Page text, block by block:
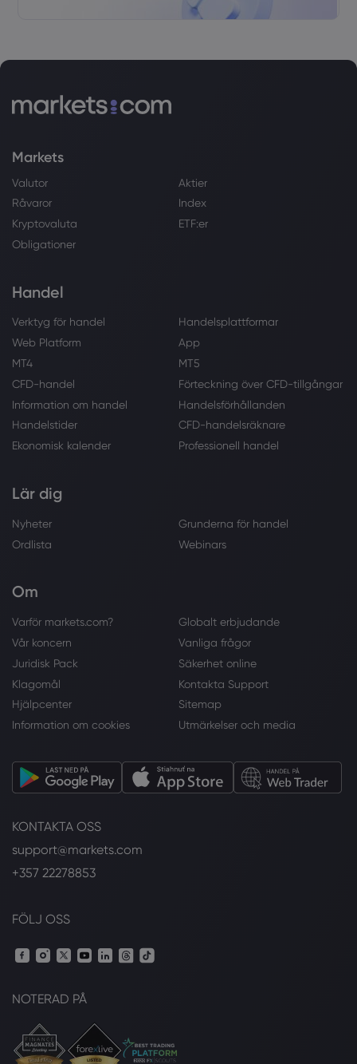
Markets
Valutor
Aktier
Råvaror
Index
Kryptovaluta
ETF:er
Obligationer
Handel
Verktyg för handel
Handelsplattformar
Web Platform
App
MT4
MT5
CFD-handel
Förteckning över CFD-tillgångar
Information om handel
Handelsförhållanden
Handelstider
CFD-handelsräknare
Ekonomisk kalender
Professionell handel
Lär dig
Nyheter
Grunderna för handel
Ordlista
Webinars
Om
Varför markets.com?
Globalt erbjudande
Vår koncern
Vanliga frågor
Juridisk Pack
Säkerhet online
Klagomål
Kontakta Support
Hjälpcenter
Sitemap
Information om cookies
Utmärkelser och media
KONTAKTA OSS
support@markets.com
+357 22278853
FÖLJ OSS
NOTERAD PÅ